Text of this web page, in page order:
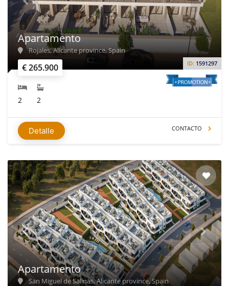
€ 265.900 ID: 1591297
Apartamento
Rojales, Alicante province, Spain
2 2
Detalle CONTACTO
Apartamento
San Miguel de Salinas, Alicante province, Spain